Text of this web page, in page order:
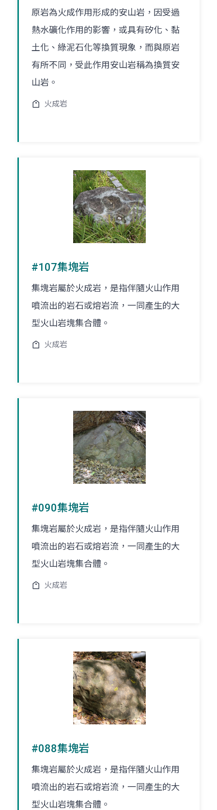
原岩為火成作用形成的安山岩，因受過
熱水礦化作用的影響，或具有矽化、黏
土化、綠泥石化等換質現象，而與原岩
有所不同，受此作用安山岩稱為換質安
山岩。
火成岩
#107集塊岩
集塊岩屬於火成岩，是指伴隨火山作用
噴流出的岩石或熔岩流，一同產生的大
型火山岩塊集合體。
火成岩
#090集塊岩
集塊岩屬於火成岩，是指伴隨火山作用
噴流出的岩石或熔岩流，一同產生的大
型火山岩塊集合體。
火成岩
#088集塊岩
集塊岩屬於火成岩，是指伴隨火山作用
噴流出的岩石或熔岩流，一同產生的大
型火山岩塊集合體。